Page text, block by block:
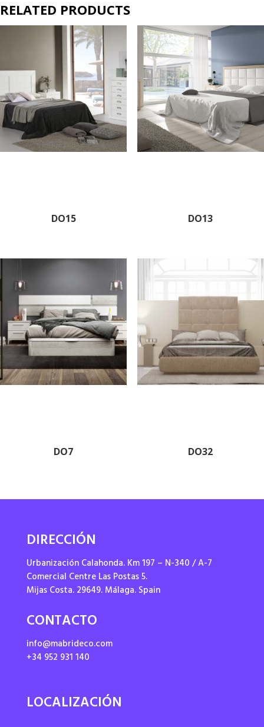
RELATED PRODUCTS
DO15 DO13
DO7 DO32
DIRECCIÓN
Urbanización Calahonda. Km 197 – N-340 / A-7
Comercial Centre Las Postas 5.
Mijas Costa. 29649. Málaga. Spain
CONTACTO
info@mabrideco.com
+34 952 931 140
LOCALIZACIÓN